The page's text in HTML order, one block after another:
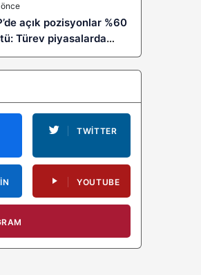
açık pozisyonlar %60
Türev piyasalarda
temizliği yeni bir
habercisi mi?
TWITTER
YOUTUBE